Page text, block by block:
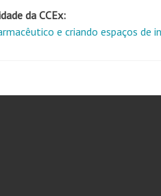
da CCEx:
e criando espaços de